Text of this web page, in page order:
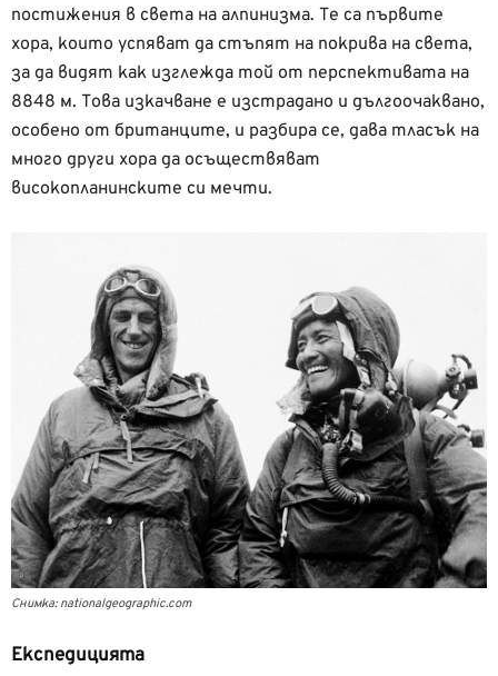
постижения в света на алпинизма. Те са първите
хора, които успяват да стъпят на покрива на света,
за да видят как изглежда той от перспективата на
8848 м. Това изкачване е изстрадано и дългоочаквано,
особено от британците, и разбира се, дава тласък на
много други хора да осъществяват
високопланинските си мечти.
Снимка: nationalgeographic.com
Експедицията